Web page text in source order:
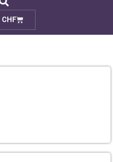
CHFCart